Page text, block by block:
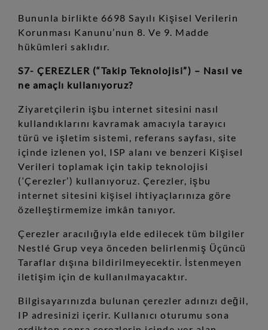
Bununla birlikte 6698 Sayılı Kişisel Verilerin
Korunması Kanunu’nun 8. Ve 9. Madde
hükümleri saklıdır.
S7- ÇEREZLER (“Takip Teknolojisi”) – Nasıl ve
ne amaçlı kullanıyoruz?
Ziyaretçilerin işbu internet sitesini nasıl
kullandıklarını kavramak amacıyla tarayıcı
türü ve işletim sistemi, referans sayfası, site
içinde izlenen yol, ISP alanı ve benzeri Kişisel
Verileri toplamak için takip teknolojisi
(‘Çerezler’) kullanıyoruz. Çerezler, işbu
internet sitesini kişisel ihtiyaçlarınıza göre
özelleştirmemize imkân tanıyor.
Çerezler aracılığıyla elde edilecek tüm bilgiler
Nestlé Grup veya önceden belirlenmiş Üçüncü
Taraflar dışına bildirilmeyecektir. İstenmeyen
iletişim için de kullanılmayacaktır.
Bilgisayarınızda bulunan çerezler adınızı değil,
IP adresinizi içerir. Kullanıcı oturumu sona